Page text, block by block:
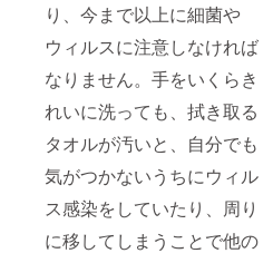
り、今まで以上に細菌や
ウィルスに注意しなければ
なりません。手をいくらき
れいに洗っても、拭き取る
タオルが汚いと、自分でも
気がつかないうちにウィル
ス感染をしていたり、周り
に移してしまうことで他の